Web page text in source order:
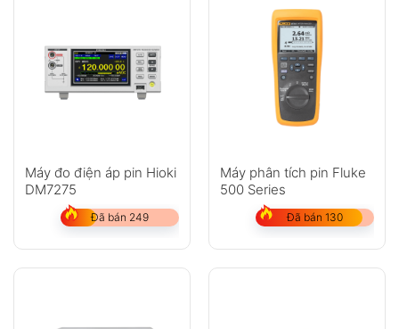
Máy đo điện áp pin Hioki
DM7275
Đã bán 249
Máy phân tích pin Fluke
500 Series
Đã bán 130